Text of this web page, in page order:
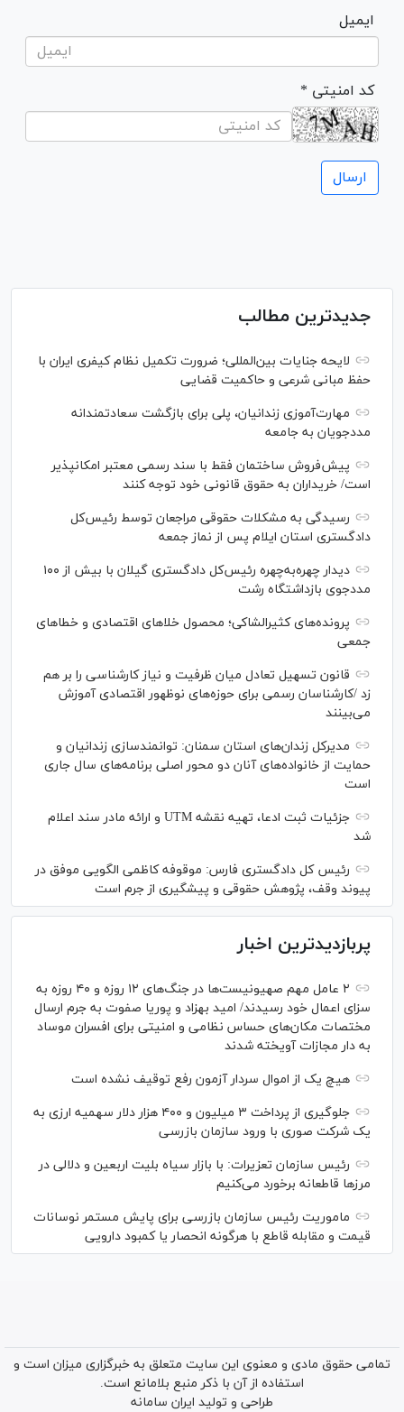
ایمیل
* کد امنیتی
جدیدترین مطالب
لایحه جنایات بین‌المللی؛ ضرورت تکمیل نظام کیفری ایران با
حفظ مبانی شرعی و حاکمیت قضایی
مهارت‌آموزی زندانیان، پلی برای بازگشت سعادتمندانه
مددجویان به جامعه
پیش‌فروش ساختمان فقط با سند رسمی معتبر امکانپذیر
است/ خریداران به حقوق قانونی خود توجه کنند
رسیدگی به مشکلات حقوقی مراجعان توسط رئیس‌کل
دادگستری استان ایلام پس از نماز جمعه
دیدار چهره‌به‌چهره رئیس‌کل دادگستری گیلان با بیش از ۱۰۰
مددجوی بازداشتگاه رشت
پرونده‌های کثیرالشاکی؛ محصول خلا‌های اقتصادی و خطا‌های
جمعی
قانون تسهیل تعادل میان ظرفیت و نیاز کارشناسی را بر هم
زد /کارشناسان رسمی برای حوزه‌های نوظهور اقتصادی آموزش
می‌بینند
مدیرکل زندان‌های استان سمنان: توانمندسازی زندانیان و
حمایت از خانواده‌های آنان دو محور اصلی برنامه‌های سال جاری
است
جزئیات ثبت ادعا، تهیه نقشه UTM و ارائه مادر سند اعلام
شد
رئیس کل دادگستری فارس: موقوفه کاظمی الگویی موفق در
پیوند وقف، پژوهش حقوقی و پیشگیری از جرم است
پربازدیدترین اخبار
۲ عامل مهم صهیونیست‌ها در جنگ‌های ۱۲ روزه و ۴۰ روزه به
سزای اعمال خود رسیدند/ امید بهزاد و پوریا صفوت به جرم ارسال
مختصات مکان‌های حساس نظامی و امنیتی برای افسران موساد
به دار مجازات آویخته شدند
هیچ یک از اموال سردار آزمون رفع توقیف نشده است
جلوگیری از پرداخت ۳ میلیون و ۴۰۰ هزار دلار سهمیه ارزی به
یک شرکت صوری با ورود سازمان بازرسی
رئیس سازمان تعزیرات: با بازار سیاه بلیت اربعین و دلالی در
مرز‌ها قاطعانه برخورد می‌کنیم
ماموریت رئیس سازمان بازرسی برای پایش مستمر نوسانات
قیمت و مقابله قاطع با هرگونه انحصار یا کمبود دارویی
تمامی حقوق مادی و معنوی این سایت متعلق به خبرگزاری میزان است و
استفاده از آن با ذکر منبع بلامانع است.
طراحی و تولید ایران سامانه